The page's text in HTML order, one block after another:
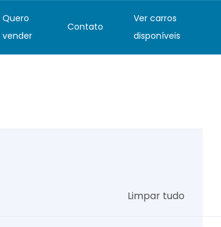
Quero
vender
Contato
Ver carros
disponíveis
Limpar tudo